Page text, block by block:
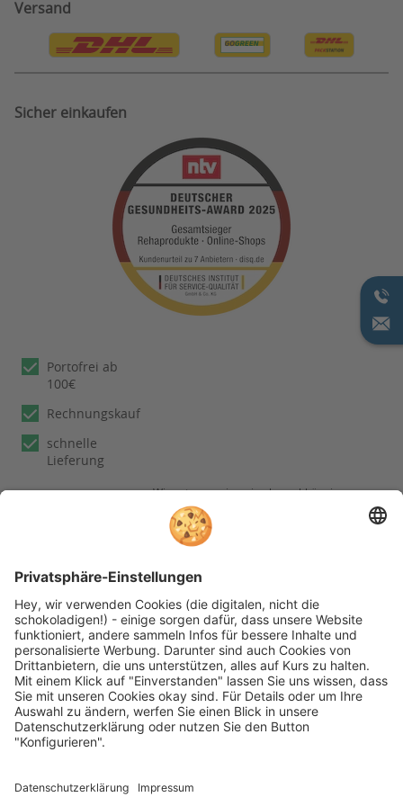
Bestellung Widerruf
Versand
Sicher einkaufen
Portofrei ab
100€
Rechnungskauf
schnelle
Lieferung
Wir nutzen reviews.io als unabhängigen
Dienstleister für die Einholung von
Bewertungen. Erfahren Sie mehr unter
unserenInformationen zu
Kundenbewertungen
Folgen Sie rehashop auch auf folgenden Kanälen
* Alle Preise inkl. gesetzl. Mehrwertsteuer zzgl.
Versandkosten wenn nicht anders beschrieben